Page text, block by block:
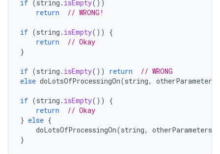
if (string . isEmpty())
return
// WRONG!
if (string . isEmpty())
{
return
// Okay
}
if (string . isEmpty()) return
// WRONG
else doLotsOfProcessingOn(string,
if (string . isEmpty())
{
return
// Okay
} else {
doLotsOfProcessingOn(string,
}